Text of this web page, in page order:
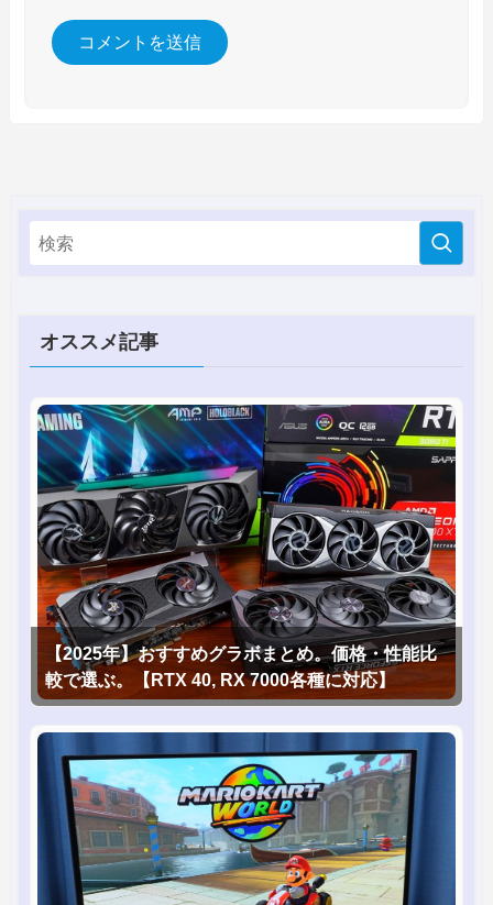
オススメ記事
【2025年】おすすめグラボまとめ。価格・性能比
較で選ぶ。【RTX 40, RX 7000各種に対応】